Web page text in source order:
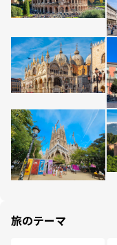
旅のテーマ